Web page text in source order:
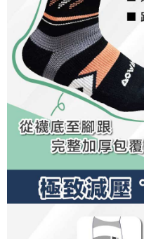
penilaian boleh diberikan.
【Penerangan Kaedah
1. Pembayaran ansuran tidak
"Pembayaran Ansuran Gogo"
pembayaran selepas tarikh
2. Melalui pautan SMS untuk
membayar melalui "Kod bar
Mobile / Pemindahan bank /
saluran lain.
【Nota Penting】
1. Perkhidmatan ini disediakan
membolehkan pengguna
perkhidmatan ini semasa
tuntutan harga jual/beli ansuran
menggunakan bil syarikat ini.
2. Berdasarkan tujuan kontrak
"Pembayaran Ansuran Gogo",